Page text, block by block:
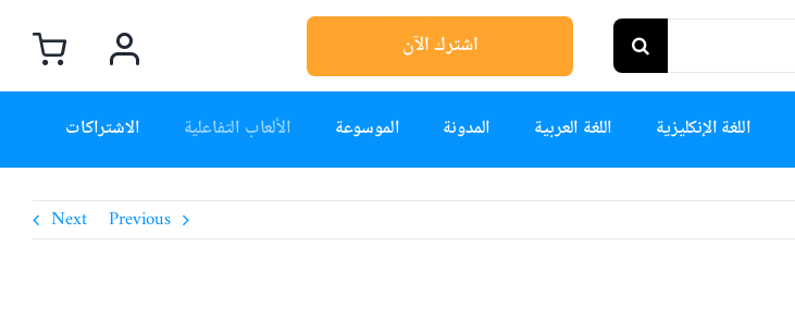
اشترك الآن
اللغة الإنكليزية اللغة العربية المدونة الموسوعة الألعاب التفاعلية الاشتراكات
Previous
Next